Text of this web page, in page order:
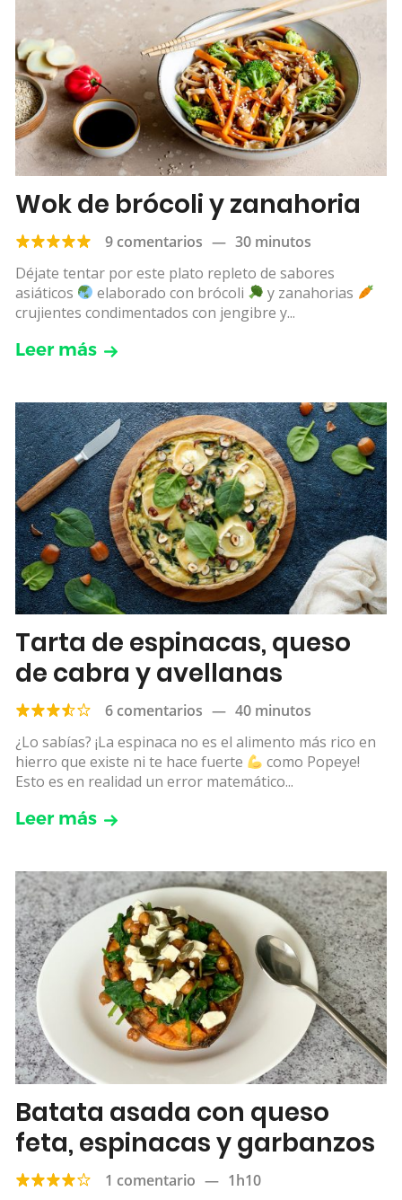
Wok de brócoli y zanahoria
9 comentarios — 30 minutos
Déjate tentar por este plato repleto de sabores
asiáticos
elaborado con brócoli
y zanahorias
crujientes condimentados con jengibre y...
Leer más
Tarta de espinacas, queso
de cabra y avellanas￼
6 comentarios — 40 minutos
¿Lo sabías? ¡La espinaca no es el alimento más rico en
hierro que existe ni te hace fuerte
como Popeye!
Esto es en realidad un error matemático...
Leer más
Batata asada con queso
feta, espinacas y garbanzos
1 comentario — 1h10